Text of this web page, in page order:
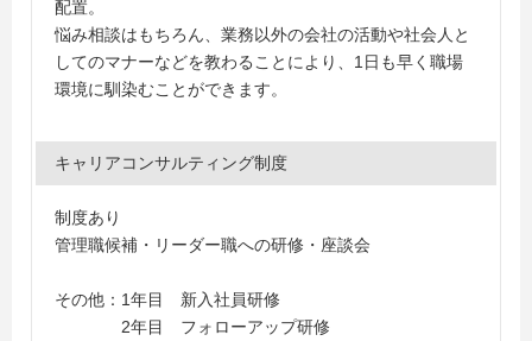
配置。
悩み相談はもちろん、業務以外の会社の活動や社会人と
してのマナーなどを教わることにより、1日も早く職場
環境に馴染むことができます。
キャリアコンサルティング制度
制度あり
管理職候補・リーダー職への研修・座談会
その他：1年目 新入社員研修
2年目 フォローアップ研修